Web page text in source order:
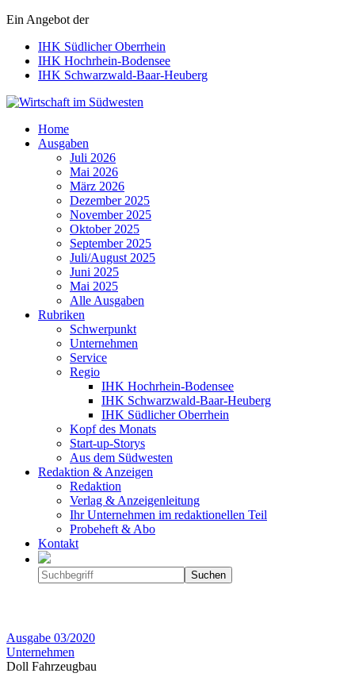
Ein Angebot der
IHK Südlicher Oberrhein
IHK Hochrhein-Bodensee
IHK Schwarzwald-Baar-Heuberg
Wirtschaft im Südwesten
Home
Ausgaben
Juli 2026
Mai 2026
März 2026
Dezember 2025
November 2025
Oktober 2025
September 2025
Juli/August 2025
Juni 2025
Mai 2025
Alle Ausgaben
Rubriken
Schwerpunkt
Unternehmen
Service
Regio
IHK Hochrhein-Bodensee
IHK Schwarzwald-Baar-Heuberg
IHK Südlicher Oberrhein
Kopf des Monats
Start-up-Storys
Aus dem Südwesten
Redaktion & Anzeigen
Redaktion
Verlag & Anzeigenleitung
Ihr Unternehmen im redaktionellen Teil
Probeheft & Abo
Kontakt
Ausgabe 03/2020
Unternehmen
Doll Fahrzeugbau